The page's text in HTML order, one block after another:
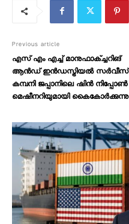
Previous article
എസ് എം എച്ച് മാനുഫാക്ച്ചറിങ്
ആൻഡ് ഇൻഡസ്ട്രിയൽ സർവീസ്
കമ്പനി ജപ്പാനിലെ ഷിൻ നിപ്പോൺ
മെഷീനറിയുമായി കൈകോർക്കുന്നു